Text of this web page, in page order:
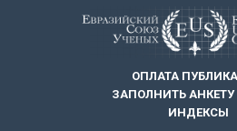
ОПЛАТА
ЗАПОЛНИТЬ АНКЕТУ
ИНДЕКСЫ